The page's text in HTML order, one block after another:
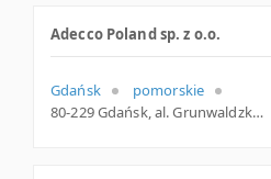
Adecco Poland sp. z o.o.
Gdańsk
pomorskie
80-229 Gdańsk, al. Grunwaldzka 26/1, pomorskie